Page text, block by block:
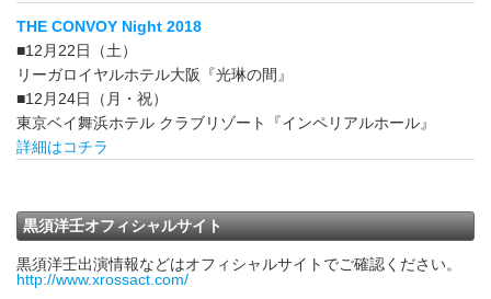
THE CONVOY Night 2018
■12月22日（土）
リーガロイヤルホテル大阪『光琳の間』
■12月24日（月・祝）
東京ベイ舞浜ホテル クラブリゾート『インペリアルホール』
詳細はコチラ
黒須洋壬オフィシャルサイト
黒須洋壬出演情報などはオフィシャルサイトでご確認ください。
http://www.xrossact.com/